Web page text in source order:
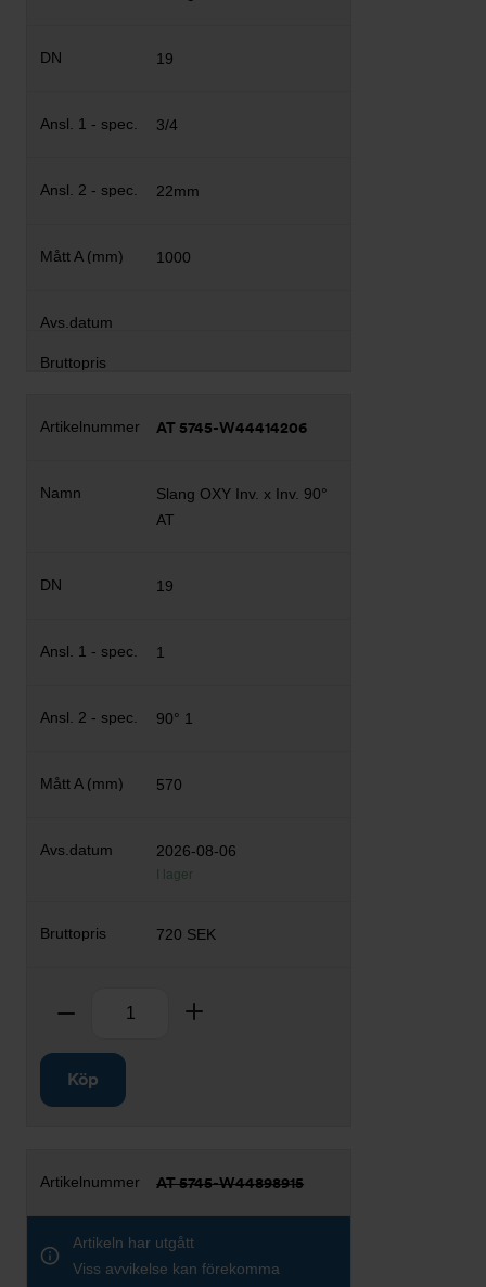
19
3/4
22mm
1000
AT 5745-W44414206
Slang OXY Inv. x Inv. 90°
AT
19
1
90° 1
570
2026-08-06
I lager
720 SEK
Ta bort
Köp
AT 5745-W44898915
Artikeln har utgått
Viss avvikelse kan förekomma